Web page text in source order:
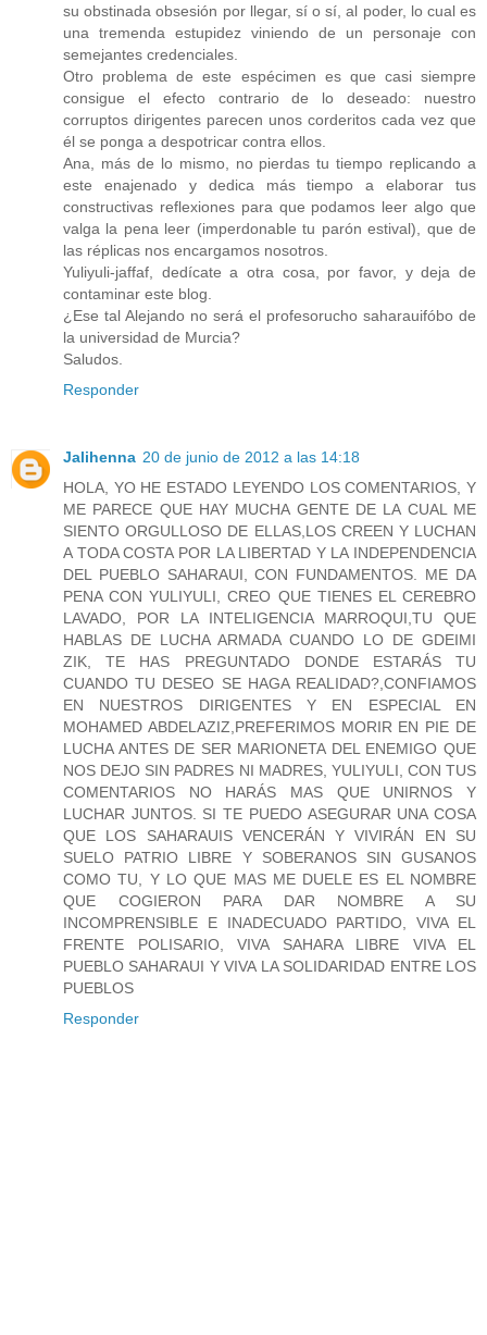
su obstinada obsesión por llegar, sí o sí, al poder, lo cual es
una tremenda estupidez viniendo de un personaje con
semejantes credenciales.
Otro problema de este espécimen es que casi siempre
consigue el efecto contrario de lo deseado: nuestro
corruptos dirigentes parecen unos corderitos cada vez que
él se ponga a despotricar contra ellos.
Ana, más de lo mismo, no pierdas tu tiempo replicando a
este enajenado y dedica más tiempo a elaborar tus
constructivas reflexiones para que podamos leer algo que
valga la pena leer (imperdonable tu parón estival), que de
las réplicas nos encargamos nosotros.
Yuliyuli-jaffaf, dedícate a otra cosa, por favor, y deja de
contaminar este blog.
¿Ese tal Alejando no será el profesorucho saharauifóbo de
la universidad de Murcia?
Saludos.
Responder
Jalihenna 20 de junio de 2012 a las 14:18
HOLA, YO HE ESTADO LEYENDO LOS COMENTARIOS, Y
ME PARECE QUE HAY MUCHA GENTE DE LA CUAL ME
SIENTO ORGULLOSO DE ELLAS,LOS CREEN Y LUCHAN
A TODA COSTA POR LA LIBERTAD Y LA INDEPENDENCIA
DEL PUEBLO SAHARAUI, CON FUNDAMENTOS. ME DA
PENA CON YULIYULI, CREO QUE TIENES EL CEREBRO
LAVADO, POR LA INTELIGENCIA MARROQUI,TU QUE
HABLAS DE LUCHA ARMADA CUANDO LO DE GDEIMI
ZIK, TE HAS PREGUNTADO DONDE ESTARÁS TU
CUANDO TU DESEO SE HAGA REALIDAD?,CONFIAMOS
EN NUESTROS DIRIGENTES Y EN ESPECIAL EN
MOHAMED ABDELAZIZ,PREFERIMOS MORIR EN PIE DE
LUCHA ANTES DE SER MARIONETA DEL ENEMIGO QUE
NOS DEJO SIN PADRES NI MADRES, YULIYULI, CON TUS
COMENTARIOS NO HARÁS MAS QUE UNIRNOS Y
LUCHAR JUNTOS. SI TE PUEDO ASEGURAR UNA COSA
QUE LOS SAHARAUIS VENCERÁN Y VIVIRÁN EN SU
SUELO PATRIO LIBRE Y SOBERANOS SIN GUSANOS
COMO TU, Y LO QUE MAS ME DUELE ES EL NOMBRE
QUE COGIERON PARA DAR NOMBRE A SU
INCOMPRENSIBLE E INADECUADO PARTIDO, VIVA EL
FRENTE POLISARIO, VIVA SAHARA LIBRE VIVA EL
PUEBLO SAHARAUI Y VIVA LA SOLIDARIDAD ENTRE LOS
PUEBLOS
Responder